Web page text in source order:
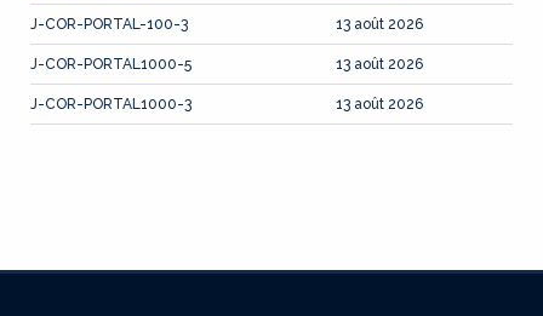
J-COR-PORTAL-100-3 13 août 2026
J-COR-PORTAL1000-5 13 août 2026
J-COR-PORTAL1000-3 13 août 2026